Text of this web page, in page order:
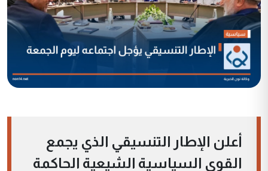
أعلن الإطار التنسيقي الذي يجمع
القوى السياسية الشيعية الحاكمة